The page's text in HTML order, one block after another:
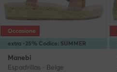
extra -25% Codice: SUMMER
Occasione
Manebi
Espadrillas · Beige